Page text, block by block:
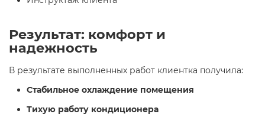
Результат: комфорт и
надежность
В результате выполненных работ клиентка получила:
Стабильное охлаждение помещения
Тихую работу кондиционера